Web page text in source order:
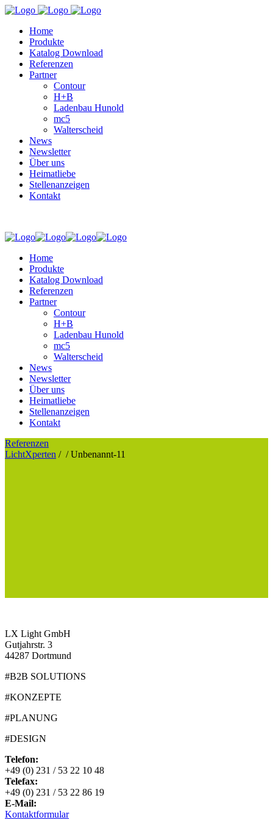
Home
Produkte
Katalog Download
Referenzen
Partner
Contour
H+B
Ladenbau Hunold
mc5
Walterscheid
News
Newsletter
Über uns
Heimatliebe
Stellenanzeigen
Kontakt
Home
Produkte
Katalog Download
Referenzen
Partner
Contour
H+B
Ladenbau Hunold
mc5
Walterscheid
News
Newsletter
Über uns
Heimatliebe
Stellenanzeigen
Kontakt
Referenzen
LichtXperten / /Unbenannt-11
LX Light GmbH
Gutjahrstr. 3
44287 Dortmund
#B2B SOLUTIONS
#KONZEPTE
#PLANUNG
#DESIGN
Telefon:
+49 (0) 231 / 53 22 10 48
Telefax:
+49 (0) 231 / 53 22 86 19
E-Mail:
Kontaktformular